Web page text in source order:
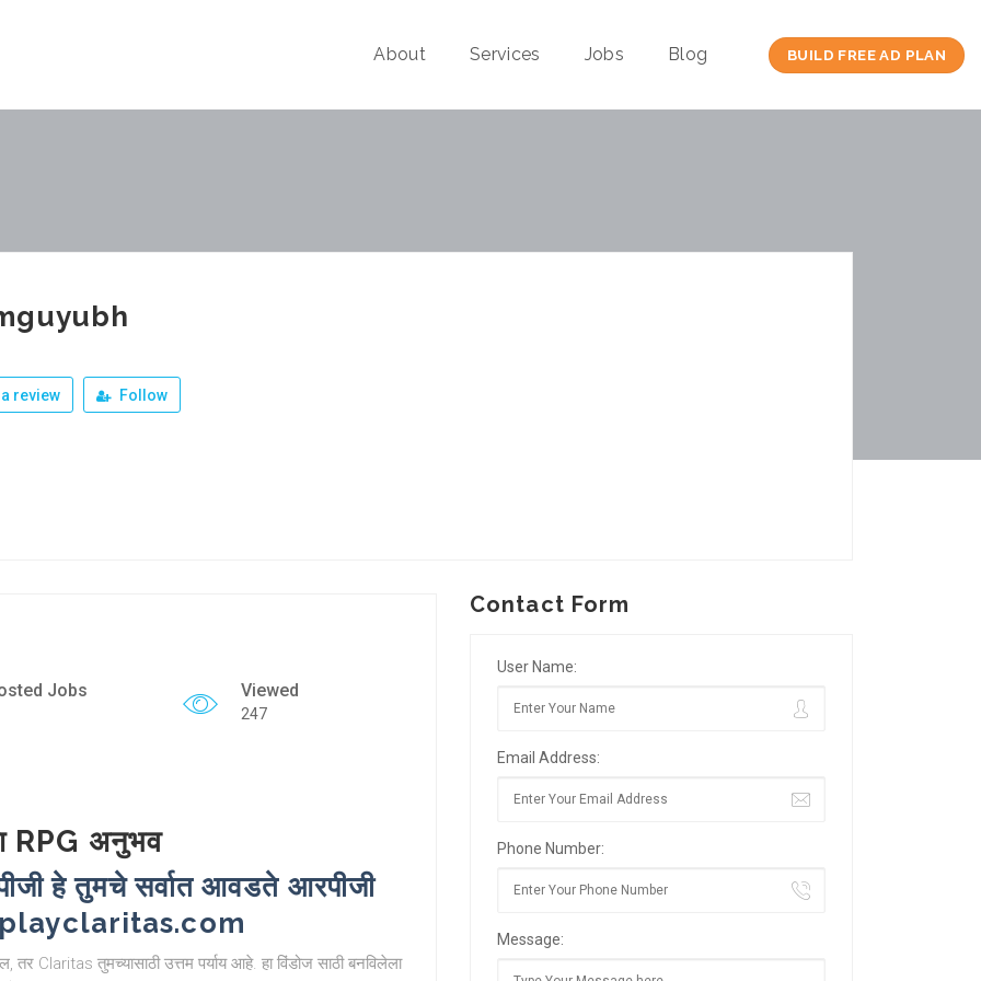
About Services Jobs Blog BUILD FREE AD PLAN
review Follow
Jobs Viewed
247
RPG अनुभव
हे तुमचे सर्वात आवडते आरपीजी
Claritas तुमच्यासाठी उत्तम पर्याय आहे. हा विंडोज साठी बनविलेला
Contact Form
User Name:
Email Address:
Phone Number:
Message: